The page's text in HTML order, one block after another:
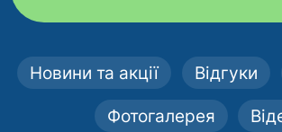
Новини та акції Відгуки
Фотогалерея